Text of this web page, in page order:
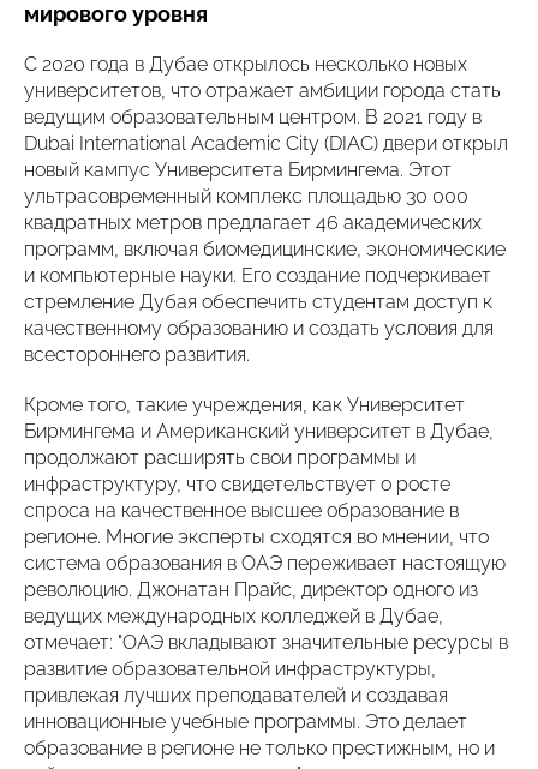
мирового уровня
С 2020 года в Дубае открылось несколько новых
университетов, что отражает амбиции города стать
ведущим образовательным центром. В 2021 году в
Dubai International Academic City (DIAC) двери открыл
новый кампус Университета Бирмингема. Этот
ультрасовременный комплекс площадью 30 000
квадратных метров предлагает 46 академических
программ, включая биомедицинские, экономические
и компьютерные науки. Его создание подчеркивает
стремление Дубая обеспечить студентам доступ к
качественному образованию и создать условия для
всестороннего развития​.
Кроме того, такие учреждения, как Университет
Бирмингема и Американский университет в Дубае,
продолжают расширять свои программы и
инфраструктуру, что свидетельствует о росте
спроса на качественное высшее образование в
регионе. Многие эксперты сходятся во мнении, что
система образования в ОАЭ переживает настоящую
революцию. Джонатан Прайс, директор одного из
ведущих международных колледжей в Дубае,
отмечает: "ОАЭ вкладывают значительные ресурсы в
развитие образовательной инфраструктуры,
привлекая лучших преподавателей и создавая
инновационные учебные программы. Это делает
образование в регионе не только престижным, но и